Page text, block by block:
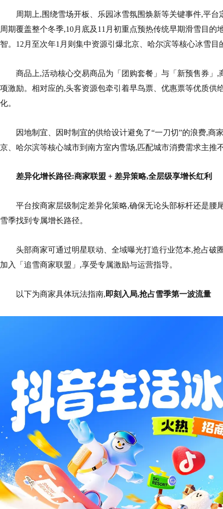
周期上,围绕雪场开板、乐园冰雪氛围焕新等关键事件,平
周期覆盖整个冬季,10月底及11月初重点预热传统早期滑雪目的
智。12月至次年1月则集中资源引爆北京、哈尔滨等核心冰雪目
商品上,活动核心交易商品为「团购套餐」与「新预售券」,
项激励。相对应的,头客资源包牵引着早鸟票、优惠票等优质供
化。
因地制宜、因时制宜的供给设计避免了“一刀切”的浪费,商
京、哈尔滨等核心城市到南方室内雪场,匹配城市消费需求主推
差异化增长路径:商家联盟 + 差异策略,全层级享增长红利
平台按商家层级制定差异化策略,确保无论头部标杆还是腰
雪季找到专属增长路径。
头部商家可通过明星联动、全域曝光打造行业范本,抢占破
加入「追雪商家联盟」,享受专属激励与运营指导。
以下为商家具体玩法指南,即刻入局,抢占雪季第一波流量